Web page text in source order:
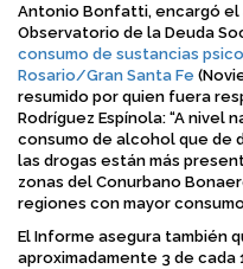
Antonio Bonfatti, encargó el
Observatorio de la Deuda
consumo de sustancias
Rosario/Gran Santa Fe
resumido por quien fuera
Rodríguez Espínola: “A nivel
consumo de alcohol que de
las drogas están más
zonas del Conurbano
regiones con mayor
El Informe asegura también
aproximadamente 3 de cada